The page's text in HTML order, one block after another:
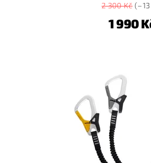
2 300 Kč(–13
1 990